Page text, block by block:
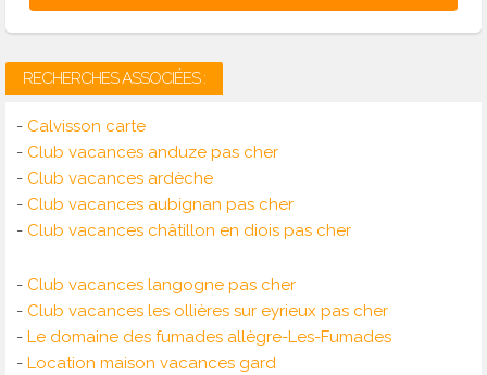
RECHERCHES ASSOCIÉES :
- Calvisson carte
- Club vacances anduze pas cher
- Club vacances ardèche
- Club vacances aubignan pas cher
- Club vacances châtillon en diois pas cher
- Club vacances langogne pas cher
- Club vacances les ollières sur eyrieux pas cher
- Le domaine des fumades allègre-Les-Fumades
- Location maison vacances gard